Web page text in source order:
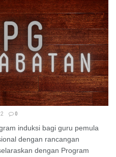
0
induksi bagi guru pemula
dengan rancangan
dengan Program